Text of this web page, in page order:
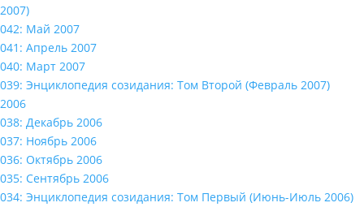
2007)
042: Май 2007
041: Апрель 2007
040: Март 2007
039: Энциклопедия созидания: Том Второй (Февраль 2007)
2006
038: Декабрь 2006
037: Ноябрь 2006
036: Октябрь 2006
035: Сентябрь 2006
034: Энциклопедия созидания: Том Первый (Июнь-Июль 2006)